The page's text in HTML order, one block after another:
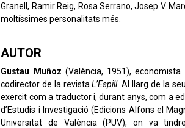
Granell, Ramir Reig, Rosa Serrano, Josep V.
moltíssimes personalitats més.
AUTOR
Gustau Muñoz (València, 1951),
codirector de la revistaL’Espill. Al llarg de la
exercit com a traductor i, durant anys, com a
d’Estudis i Investigació (Edicions Alfons el
Universitat de València (PUV), on va